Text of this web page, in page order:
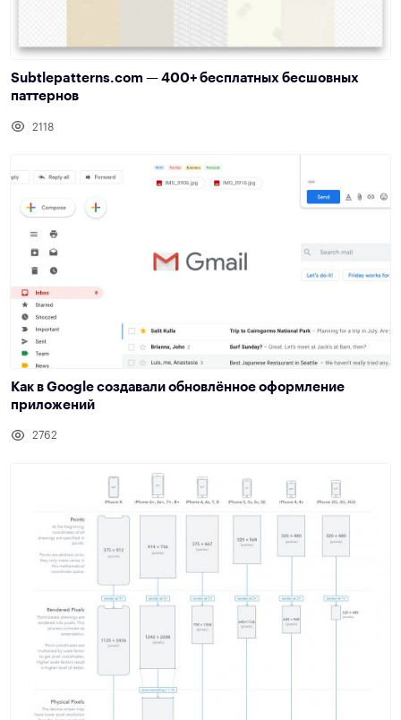
Subtlepatterns.com — 400+ бесплатных бесшовных
паттернов
2118
Как в Google создавали обновлённое оформление
приложений
2762